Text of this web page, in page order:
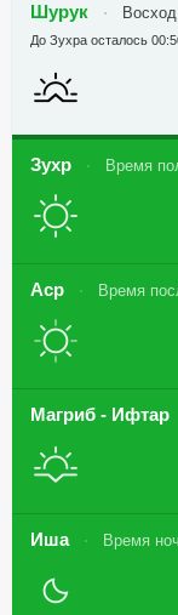
Шурук
До Зухра осталось
Зухр Время
Аср Время
Магриб - Ифтар
Иша Время